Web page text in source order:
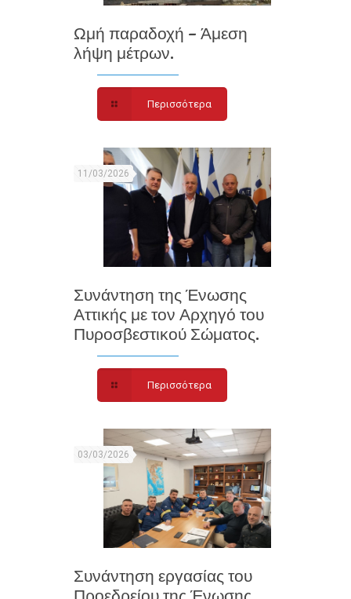
Ωμή παραδοχή – Άμεση
λήψη μέτρων.
Περισσότερα
11/03/2026
Συνάντηση της Ένωσης
Αττικής με τον Αρχηγό του
Πυροσβεστικού Σώματος.
Περισσότερα
03/03/2026
Συνάντηση εργασίας του